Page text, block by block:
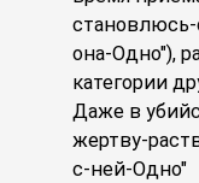
она-Одно"),
категории
Даже в
жертву-
с-ней-Одно"